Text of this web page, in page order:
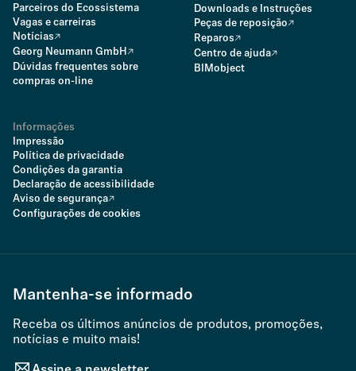
Parceiros do Ecossistema
Vagas e carreiras
Notícias
Georg Neumann GmbH
Dúvidas frequentes sobre
compras on-line
Downloads e Instruções
Peças de reposição
Reparos
Centro de ajuda
BIMobject
Informações
Impressão
Política de privacidade
Condições da garantia
Declaração de acessibilidade
Aviso de segurança
Configurações de cookies
Mantenha-se informado
Receba os últimos anúncios de produtos, promoções,
notícias e muito mais!